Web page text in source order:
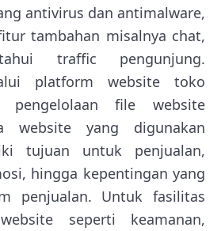
antivirus dan antimalware,
tambahan misalnya chat,
traffic pengunjung.
platform website toko
pengelolaan file website
website yang digunakan
tujuan untuk penjualan,
hingga kepentingan yang
penjualan. Untuk fasilitas
seperti keamanan,